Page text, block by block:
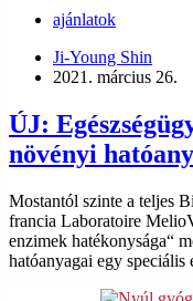
ajánlatok
Ji-Young Shin
2021. március 26.
ÚJ:
növényi
Mostantól szinte a teljes
francia Laboratoire
enzimek hatékonysága“
hatóanyagai egy